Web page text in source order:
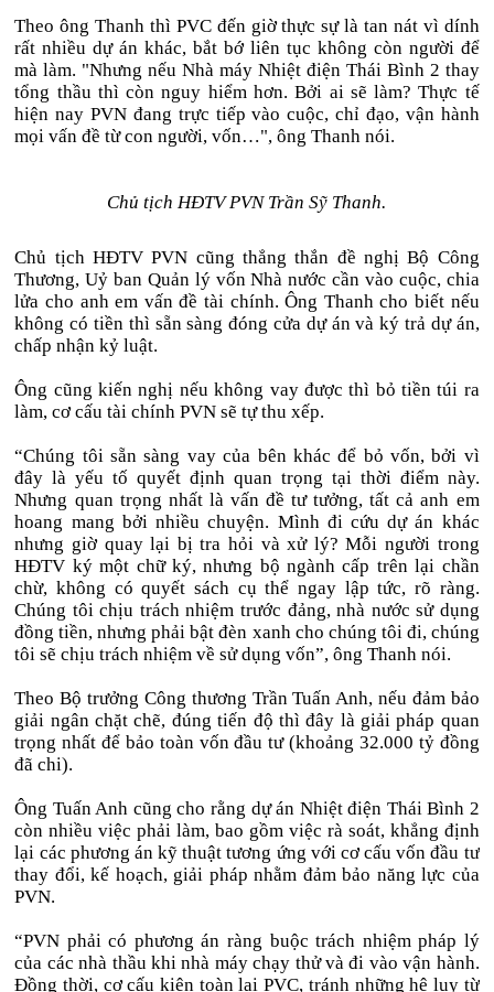
Theo ông Thanh thì PVC đến giờ thực sự là tan nát vì dính
rất nhiều dự án khác, bắt bớ liên tục không còn người để
mà làm. "Nhưng nếu Nhà máy Nhiệt điện Thái Bình 2 thay
tổng thầu thì còn nguy hiểm hơn. Bởi ai sẽ làm? Thực tế
hiện nay PVN đang trực tiếp vào cuộc, chỉ đạo, vận hành
mọi vấn đề từ con người, vốn…", ông Thanh nói.
Chủ tịch HĐTV PVN Trần Sỹ Thanh.
Chủ tịch HĐTV PVN cũng thẳng thắn đề nghị Bộ Công
Thương, Uỷ ban Quản lý vốn Nhà nước cần vào cuộc, chia
lửa cho anh em vấn đề tài chính. Ông Thanh cho biết nếu
không có tiền thì sẵn sàng đóng cửa dự án và ký trả dự án,
chấp nhận kỷ luật.
Ông cũng kiến nghị nếu không vay được thì bỏ tiền túi ra
làm, cơ cấu tài chính PVN sẽ tự thu xếp.
“Chúng tôi sẵn sàng vay của bên khác để bỏ vốn, bởi vì
đây là yếu tố quyết định quan trọng tại thời điểm này.
Nhưng quan trọng nhất là vấn đề tư tưởng, tất cả anh em
hoang mang bởi nhiều chuyện. Mình đi cứu dự án khác
nhưng giờ quay lại bị tra hỏi và xử lý? Mỗi người trong
HĐTV ký một chữ ký, nhưng bộ ngành cấp trên lại chần
chừ, không có quyết sách cụ thể ngay lập tức, rõ ràng.
Chúng tôi chịu trách nhiệm trước đảng, nhà nước sử dụng
đồng tiền, nhưng phải bật đèn xanh cho chúng tôi đi, chúng
tôi sẽ chịu trách nhiệm về sử dụng vốn”, ông Thanh nói.
Theo Bộ trưởng Công thương Trần Tuấn Anh, nếu đảm bảo
giải ngân chặt chẽ, đúng tiến độ thì đây là giải pháp quan
trọng nhất để bảo toàn vốn đầu tư (khoảng 32.000 tỷ đồng
đã chi).
Ông Tuấn Anh cũng cho rằng dự án Nhiệt điện Thái Bình 2
còn nhiều việc phải làm, bao gồm việc rà soát, khẳng định
lại các phương án kỹ thuật tương ứng với cơ cấu vốn đầu tư
thay đổi, kế hoạch, giải pháp nhằm đảm bảo năng lực của
PVN.
“PVN phải có phương án ràng buộc trách nhiệm pháp lý
của các nhà thầu khi nhà máy chạy thử và đi vào vận hành.
Đồng thời, cơ cấu kiện toàn lại PVC, tránh những hệ luỵ từ